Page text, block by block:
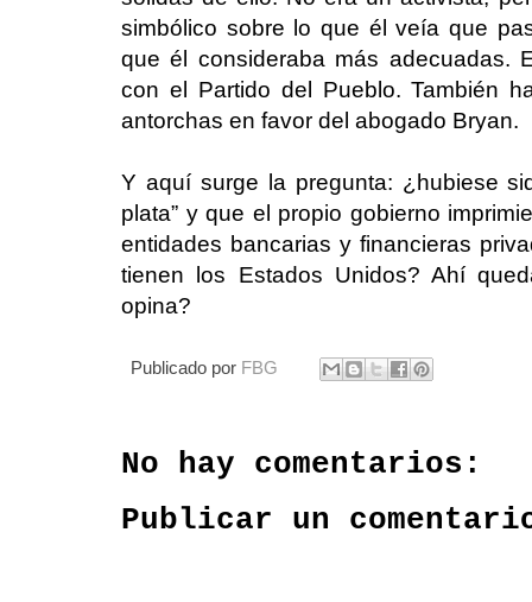
simbólico sobre lo que él veía que
que él consideraba más adecuadas.
con el Partido del Pueblo. También
antorchas en favor del abogado Bryan.
Y aquí surge la pregunta: ¿hubiese
plata” y que el propio gobierno
entidades bancarias y financieras
tienen los Estados Unidos? Ahí
opina?
Publicado por FBG
No hay comentarios:
Publicar un